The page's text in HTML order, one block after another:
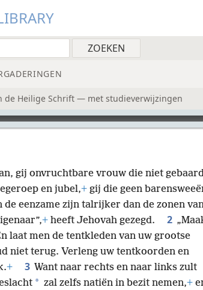
de Heilige Schrift — met studieverwijzingen
gij onvruchtbare vrouw die niet
en jubel,+ gij die geen
de eenzame zijn talrijker dan de zonen
+ heeft Jehovah gezegd. 2
laat men de tentkleden van uw grootse
niet terug. Verleng uw tentkoorden en
+ 3 Want naar rechts en naar links zult
* zal zelfs natiën in bezit nemen,+